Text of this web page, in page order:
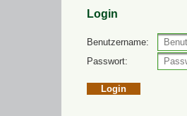
Login
Benutzername:
Passwort: